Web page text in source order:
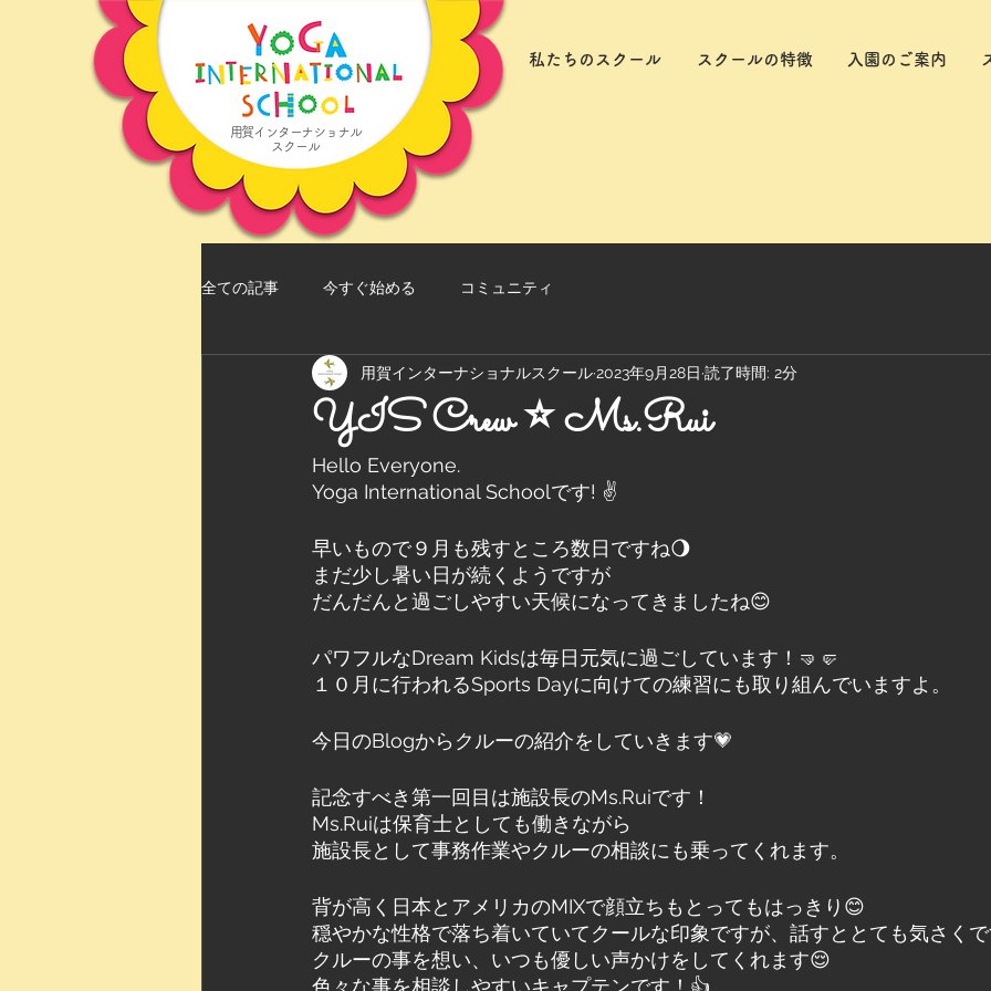
用賀インターナショナル
スクール
私たちのスクール スクールの特徴 入園のご案内
全ての記事 今すぐ始める コミュニティ
YIS Crew ⭐️ Ms.Rui
用賀インターナショナルスクール2023年9月28日 読了時間: 2分
Hello Everyone.
Yoga International Schoolです! ✌️
早いもので９月も残すところ数日ですね🌖
まだ少し暑い日が続くようですが
だんだんと過ごしやすい天候になってきましたね😊
パワフルなDream Kidsは毎日元気に過ごしています！🤜🤛
１０月に行われるSports Dayに向けての練習にも取り組んでいますよ。
今日のBlogからクルーの紹介をしていきます💗
記念すべき第一回目は施設長のMs.Ruiです！
Ms.Ruiは保育士としても働きながら
施設長として事務作業やクルーの相談にも乗ってくれます。
背が高く日本とアメリカのMIXで顔立ちもとってもはっきり😊
穏やかな性格で落ち着いていてクールな印象ですが、話すととても気さく
クルーの事を想い、いつも優しい声かけをしてくれます😌
色々な事を相談しやすいキャプテンです！👍